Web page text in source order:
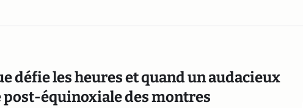
défie les heures et quand un audacieux
post-équinoxiale des montres